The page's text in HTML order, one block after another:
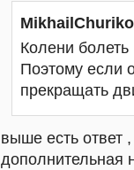
Колени
Поэтому если
прекращать
выше есть ответ
дополнительная